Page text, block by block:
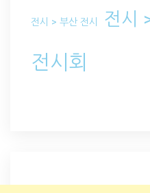
전시 > 부산 전시 전시
전시회